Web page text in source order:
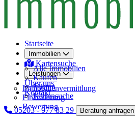
Startseite
Immobilien
Alle Immobilien
Kaufen
Mieten
Kartensuche
Kartensuche
Leistungen
Immobilienvermittlung
Finanzierung
Bewertung
Über uns
Kontakt
05203 - 977 83 29 Beratung anfragen